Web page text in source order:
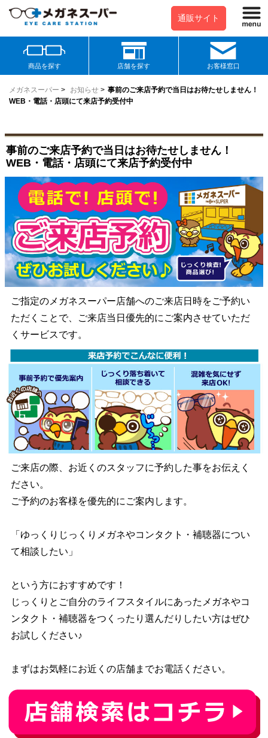
通販サイト
商品を探す 店舗を探す お客様窓口
メガネスーパー > お知らせ > 事前のご来店予約で当日はお待たせしません！
WEB・電話・店頭にて来店予約受付中
事前のご来店予約で当日はお待たせしません！
WEB・電話・店頭にて来店予約受付中
ご指定のメガネスーパー店舗へのご来店日時をご予約い
ただくことで、ご来店当日優先的にご案内させていただ
くサービスです。
ご来店の際、お近くのスタッフに予約した事をお伝えく
ださい。
ご予約のお客様を優先的にご案内します。
「ゆっくりじっくりメガネやコンタクト・補聴器につい
て相談したい」
という方におすすめです！
じっくりとご自分のライフスタイルにあったメガネやコ
ンタクト・補聴器をつくったり選んだりしたい方はぜひ
お試しください♪
まずはお気軽にお近くの店舗までお電話ください。